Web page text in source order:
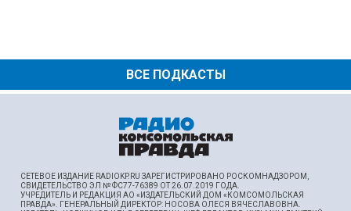
ВСЕ ПОДКАСТЫ
СЕТЕВОЕ ИЗДАНИЕ RADIOKP.RU ЗАРЕГИСТРИРОВАНО РОСКОМНАДЗОРОМ,
СВИДЕТЕЛЬСТВО ЭЛ № ФС77-76389 ОТ 26.07.2019 ГОДА.
УЧРЕДИТЕЛЬ И РЕДАКЦИЯ АО «ИЗДАТЕЛЬСКИЙ ДОМ «КОМСОМОЛЬСКАЯ
ПРАВДА». ГЕНЕРАЛЬНЫЙ ДИРЕКТОР: НОСОВА ОЛЕСЯ ВЯЧЕСЛАВОВНА.